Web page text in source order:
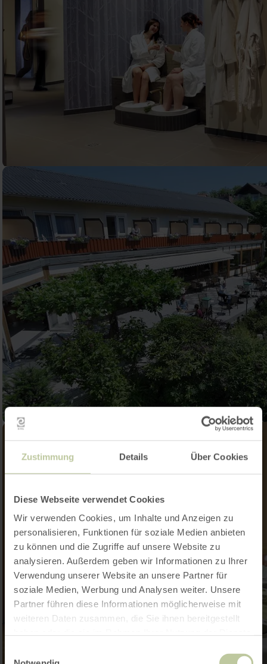
Zustimmung Details Über Cookies
Diese Webseite verwendet Cookies
Wir verwenden Cookies, um Inhalte und Anzeigen zu
personalisieren, Funktionen für soziale Medien anbieten
zu können und die Zugriffe auf unsere Website zu
analysieren. Außerdem geben wir Informationen zu Ihrer
Verwendung unserer Website an unsere Partner für
soziale Medien, Werbung und Analysen weiter. Unsere
Partner führen diese Informationen möglicherweise mit
weiteren Daten zusammen, die Sie ihnen bereitgestellt